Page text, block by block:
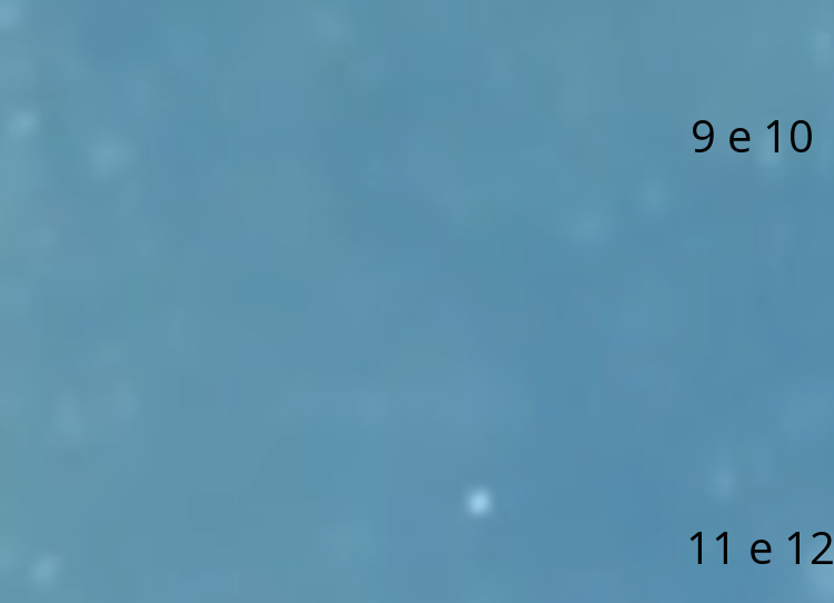
9 e 10
11 e 12